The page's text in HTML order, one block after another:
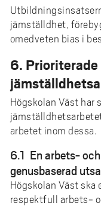
jämställdhet,
omedveten bias i
6.
Högskolan Väst
arbetet inom dessa.
6.1 En arbets-
genusbaserad
Högskolan Väst ska
respektfull arbets-